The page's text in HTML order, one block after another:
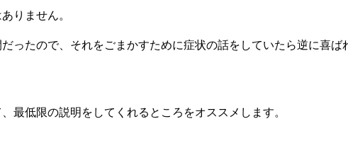
りません。
ったので、それをごまかすために症状の話をしていたら逆に喜
最低限の説明をしてくれるところをオススメします。